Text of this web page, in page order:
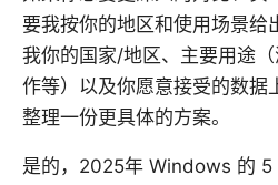
要我按你的地区和使用场景给
我你的国家/地区、主要用途
作等）以及你愿意接受的数据
整理一份更具体的方案。
是的，2025年 Windows 的 5